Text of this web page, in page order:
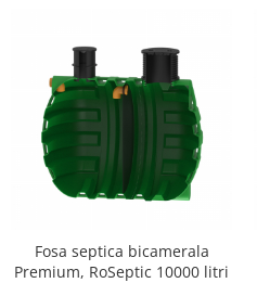
Fosa septica bicamerala
Premium, RoSeptic 10000 litri